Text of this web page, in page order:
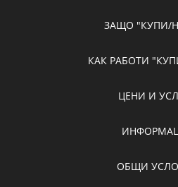
ЗАЩО "КУПИ/
КАК РАБОТИ
ЦЕНИ И
ОБЩИ